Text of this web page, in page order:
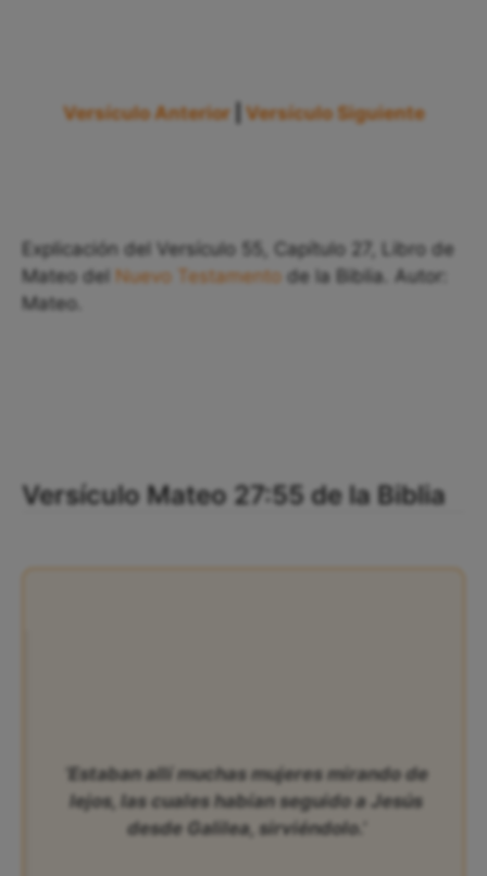
Versículo Anterior Versículo Siguiente
Explicación del Versículo 55, Capítulo 27, Libro de
Mateo del Nuevo Testamento de la Biblia. Autor:
Mateo.
Versículo Mateo 27:55 de la Biblia
‘Estaban allí muchas mujeres mirando de
lejos, las cuales habían seguido a Jesús
desde Galilea, sirviéndolo.’